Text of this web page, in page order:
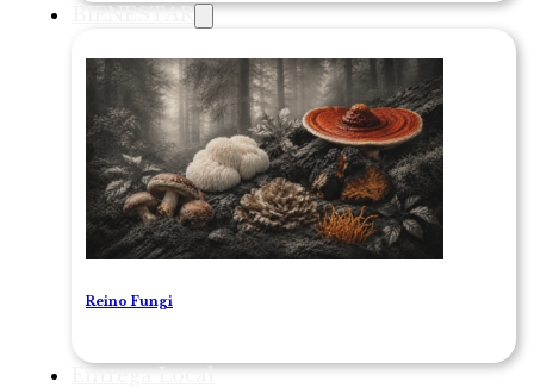
BIENESTAR
Reino Fungi
Entrega Local